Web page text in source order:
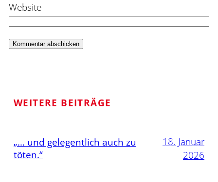
Website
WEITERE BEITRÄGE
„… und gelegentlich auch zu
töten.“
18. Januar
2026